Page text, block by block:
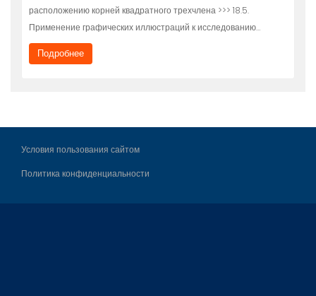
расположению корней квадратного трехчлена >>> 18.5.
Применение графических иллюстраций к исследованию…
Подробнее
Условия пользования сайтом
Политика конфиденциальности